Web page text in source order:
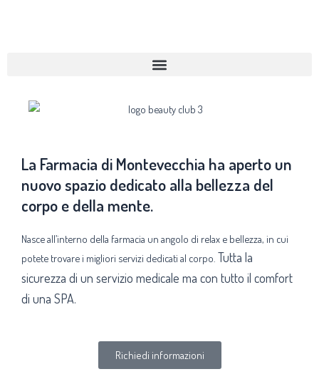
La Farmacia di Montevecchia ha aperto un
nuovo spazio dedicato alla bellezza del
corpo e della mente.
Nasce all’interno della farmacia un angolo di relax e bellezza, in cui
potete trovare i migliori servizi dedicati al corpo. Tutta la
sicurezza di un servizio medicale ma con tutto il comfort
di una SPA.
Richiedi informazioni